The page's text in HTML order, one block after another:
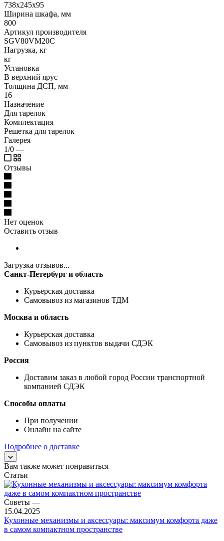
738х245х95
Ширина шкафа, мм
800
Артикул производителя
SGV80VM20C
Нагрузка, кг
кг
Установка
В верхний ярус
Толщина ДСП, мм
16
Назначение
Для тарелок
Комплектация
Решетка для тарелок
Галерея
1/0 —
Отзывы
Нет оценок
Оставить отзыв
Загрузка отзывов...
Санкт-Петербург и область
Курьерская доставка
Самовывоз из магазинов ТДМ
Москва и область
Курьерская доставка
Самовывоз из пунктов выдачи СДЭК
Россия
Доставим заказ в любой город России транспортной
компанией СДЭК
Способы оплаты
При получении
Онлайн на сайте
Подробнее о доставке
Вам также может понравиться
Статьи
Советы —
15.04.2025
Кухонные механизмы и аксессуары: максимум комфорта даже
в самом компактном пространстве